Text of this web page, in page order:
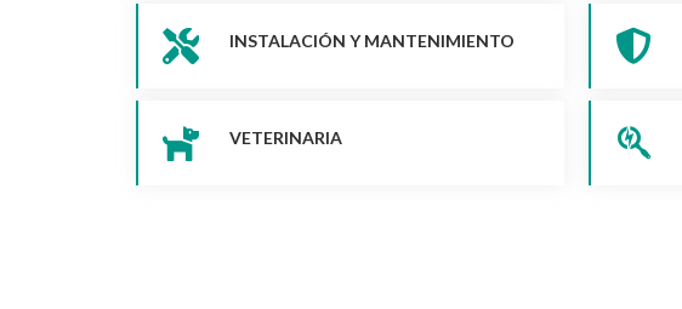
INSTALACIÓN Y MANTENIMIENTO
VETERINARIA